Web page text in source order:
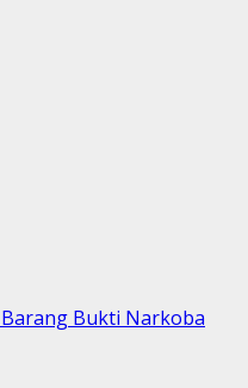
Bukti Narkoba